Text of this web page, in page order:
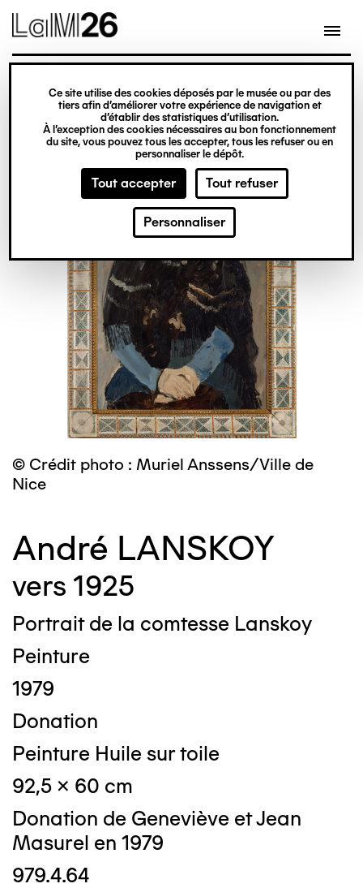
Gestion des cookies
Ce site utilise des cookies déposés par le musée ou par des
tiers afin d’améliorer votre expérience de navigation et
d’établir des statistiques d’utilisation.
À l’exception des cookies nécessaires au bon fonctionnement
du site, vous pouvez tous les accepter, tous les refuser ou en
personnaliser le dépôt.
Tout accepter Tout refuser
Personnaliser
contenu
© Crédit photo : Muriel Anssens/Ville de
Nice
André LANSKOY
vers 1925
Portrait de la comtesse Lanskoy
Peinture
1979
Donation
Peinture Huile sur toile
92,5 x 60 cm
Donation de Geneviève et Jean
Masurel en 1979
979.4.64